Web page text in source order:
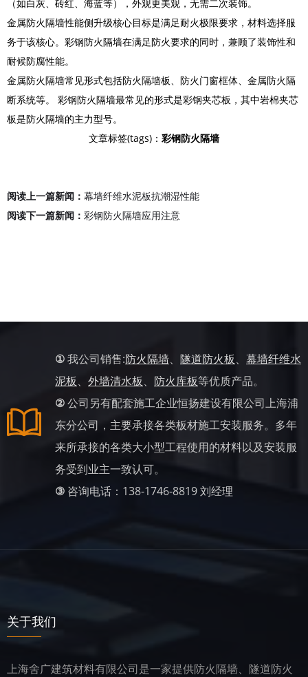
（如白灰、砖红、海蓝等），外观更美观，无需二次装饰。
金属防火隔墙性能侧升级核心目标是满足耐火极限要求，材料选择服
务于该核心。彩钢防火隔墙在满足防火要求的同时，兼顾了装饰性和
耐候防腐性能。
金属防火隔墙常见形式包括防火隔墙板、防火门窗框体、金属防火隔
断系统等。 彩钢防火隔墙最常见的形式是彩钢夹芯板，其中岩棉夹芯
板是防火隔墙的主力型号。
文章标签(tags)： 彩钢防火隔墙
阅读上一篇新闻： 幕墙纤维水泥板抗潮湿性能
阅读下一篇新闻： 彩钢防火隔墙应用注意
①我公司销售:防火隔墙、 隧道防火板、 幕墙纤维水
泥板、 外墙清水板、 防火库板等优质产品。
②公司另有配套施工企业恒扬建设有限公司上海浦
东分公司，主要承接各类板材施工安装服务。多年
来所承接的各类大小型工程使用的材料以及安装服
务受到业主一致认可。
③ 咨询电话：138-1746-8819 刘经理
关于我们
上海舍广建筑材料有限公司是一家提供防火隔墙、隧道防火